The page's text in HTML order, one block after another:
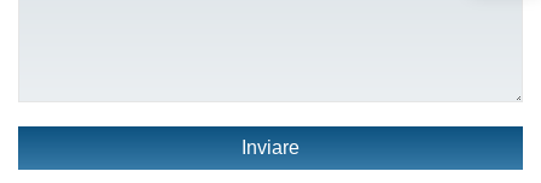
Inviare